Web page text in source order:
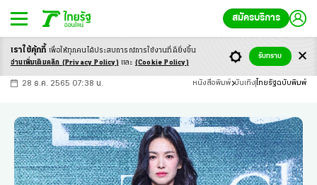
สมัครบริการ
-ก ก ก+
28 ธ.ค. 2565 07:38 น. หนังสือพิมพ์ บันเทิง ไทยรัฐฉบับพิมพ์
เราใช้คุ้กกี้ เพื่อให้ทุกคนได้ประสบการณ์การใช้งานที่ดียิ่งขึ้น
อ่านเพิ่มเติมคลิก (Privacy Policy) และ (Cookie Policy)
รับทราบ